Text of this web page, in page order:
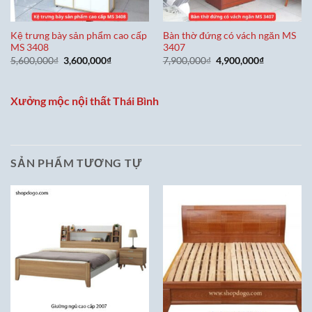
Kệ trưng bày sản phẩm cao cấp
MS 3408
5,600,000₫ Giá
gốc
3,600,000₫Giá
3,600,000₫.
Bàn thờ đứng có vách ngăn MS
3407
7,900,000₫ Giá
gốc
4,900,000₫Giá
Xưởng mộc nội thất Thái Bình
SẢN PHẨM TƯƠNG TỰ